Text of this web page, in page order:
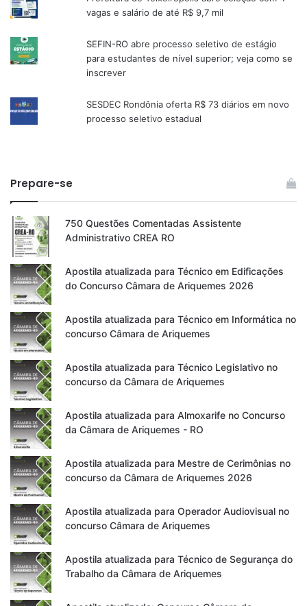
vagas e salário de até R$ 9,7 mil
SEFIN-RO abre processo seletivo de estágio
para estudantes de nível superior; veja como se
inscrever
SESDEC Rondônia oferta R$ 73 diários em novo
processo seletivo estadual
Prepare-se
750 Questões Comentadas Assistente
Administrativo CREA RO
Apostila atualizada para Técnico em Edificações
do Concurso Câmara de Ariquemes 2026
Apostila atualizada para Técnico em Informática no
concurso Câmara de Ariquemes
Apostila atualizada para Técnico Legislativo no
concurso da Câmara de Ariquemes
Apostila atualizada para Almoxarife no Concurso
da Câmara de Ariquemes - RO
Apostila atualizada para Mestre de Cerimônias no
concurso da Câmara de Ariquemes 2026
Apostila atualizada para Operador Audiovisual no
concurso Câmara de Ariquemes
Apostila atualizada para Técnico de Segurança do
Trabalho da Câmara de Ariquemes